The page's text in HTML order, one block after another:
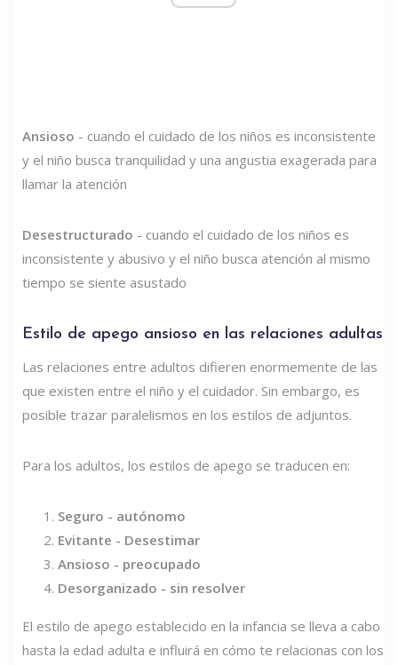
Ansioso - cuando el cuidado de los niños es inconsistente
y el niño busca tranquilidad y una angustia exagerada para
llamar la atención
Desestructurado - cuando el cuidado de los niños es
inconsistente y abusivo y el niño busca atención al mismo
tiempo se siente asustado
Estilo de apego ansioso en las relaciones adultas
Las relaciones entre adultos difieren enormemente de las
que existen entre el niño y el cuidador. Sin embargo, es
posible trazar paralelismos en los estilos de adjuntos.
Para los adultos, los estilos de apego se traducen en:
Seguro - autónomo
Evitante - Desestimar
Ansioso - preocupado
Desorganizado - sin resolver
El estilo de apego establecido en la infancia se lleva a cabo
hasta la edad adulta e influirá en cómo te relacionas con los